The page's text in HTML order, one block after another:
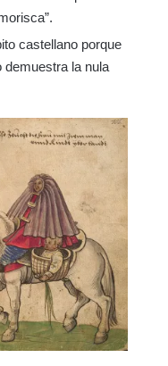
castellano porque
demuestra la nula